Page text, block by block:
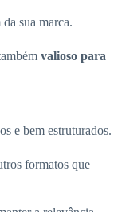
sua marca.
valioso para
e bem estruturados.
formatos que